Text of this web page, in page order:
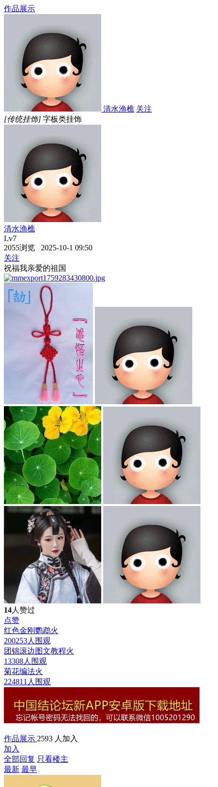
作品展示
清水渔樵 关注
[传统挂饰] 字板类挂饰
清水渔樵
Lv7
2055浏览 2025-10-1 09:50
关注
祝福我亲爱的祖国
14人赞过
点赞
红色金刚鹦鹉火
200253人围观
团锦滚边图文教程火
13308人围观
菊花编法火
224811人围观
作品展示 2593 人加入
加入
全部回复 只看楼主
最新 最早